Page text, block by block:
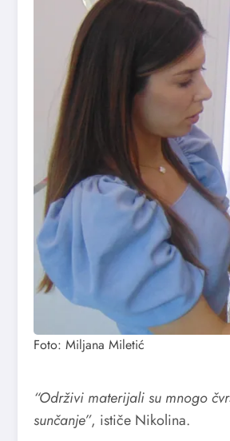
Foto: Miljana Miletić
“Održivi materijali su mnogo
sunčanje”, ističe Nikolina.